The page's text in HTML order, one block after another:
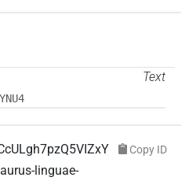
Text
Copy ID
linguae-